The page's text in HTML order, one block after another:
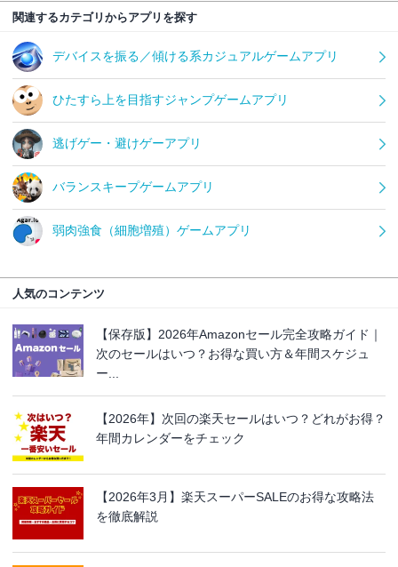
関連するカテゴリからアプリを探す
デバイスを振る／傾ける系カジュアルゲームアプリ
ひたすら上を目指すジャンプゲームアプリ
逃げゲー・避けゲーアプリ
バランスキープゲームアプリ
弱肉強食（細胞増殖）ゲームアプリ
人気のコンテンツ
【保存版】2026年Amazonセール完全攻略ガイド｜
次のセールはいつ？お得な買い方＆年間スケジュ
ー...
【2026年】次回の楽天セールはいつ？どれがお得？
年間カレンダーをチェック
【2026年3月】楽天スーパーSALEのお得な攻略法
を徹底解説